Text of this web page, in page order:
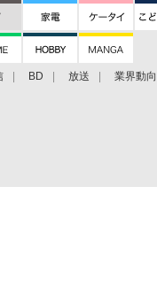
BD 放送 業界動向